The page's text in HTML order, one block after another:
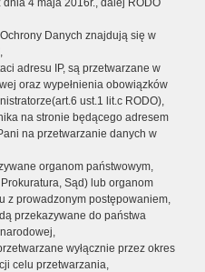
4 maja 2016r., dalej RODO
Danych znajdują się w
adresu IP, są przetwarzane w
oraz wypełnienia obowiązków
ust.1 lit.c RODO),
na stronie będącego adresem
na przetwarzanie danych w
organom państwowym,
Sąd) lub organom
z prowadzonym postępowaniem,
przekazywane do państwa
wyłącznie przez okres
celu przetwarzania,